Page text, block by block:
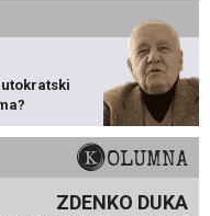
KOLUMNA
ZDENKO DUKA